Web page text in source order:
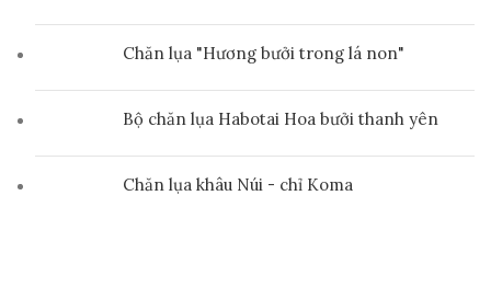
Chăn lụa "Hương bưởi trong lá non"
Bộ chăn lụa Habotai Hoa bưởi thanh yên
Chăn lụa khâu Núi - chỉ Koma